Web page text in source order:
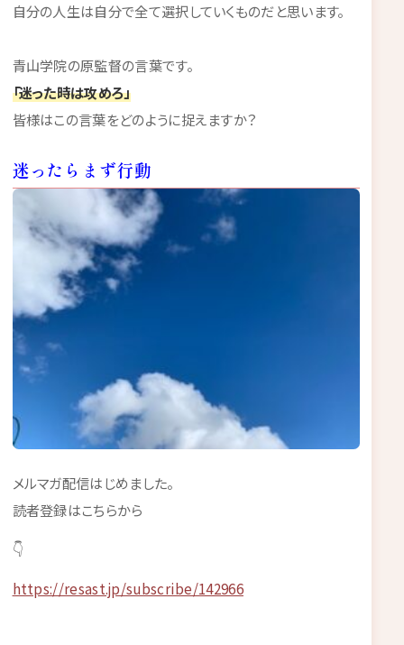
自分の人生は自分で全て選択していくものだと思います。
青山学院の原監督の言葉です。
「迷った時は攻めろ」
皆様はこの言葉をどのように捉えますか？
迷ったらまず行動
メルマガ配信はじめました。
読者登録はこちらから
👇
https://resast.jp/subscribe/142966